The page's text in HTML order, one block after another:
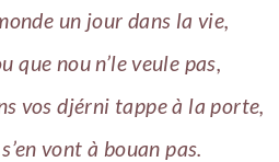
un jour dans la vie,
que nou n’le veule pas,
vos djérni tappe à la porte,
vont à bouan pas.